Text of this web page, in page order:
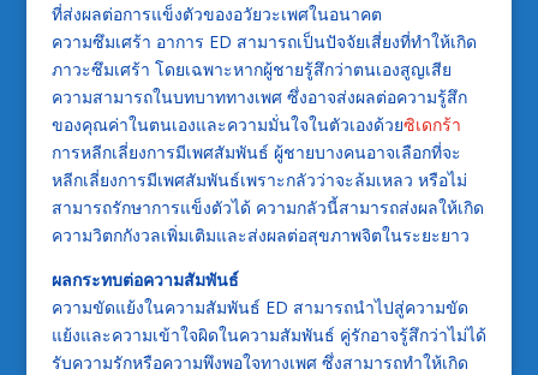
ที่ส่งผลต่อการแข็งตัวของอวัยวะเพศในอนาคต
ความซึมเศร้า อาการ ED สามารถเป็นปัจจัยเสี่ยงที่ทำให้เกิด
ภาวะซึมเศร้า โดยเฉพาะหากผู้ชายรู้สึกว่าตนเองสูญเสีย
ความสามารถในบทบาททางเพศ ซึ่งอาจส่งผลต่อความรู้สึก
ของคุณค่าในตนเองและความมั่นใจในตัวเองด้วยซิเดกร้า
การหลีกเลี่ยงการมีเพศสัมพันธ์ ผู้ชายบางคนอาจเลือกที่จะ
หลีกเลี่ยงการมีเพศสัมพันธ์เพราะกลัวว่าจะล้มเหลว หรือไม่
สามารถรักษาการแข็งตัวได้ ความกลัวนี้สามารถส่งผลให้เกิด
ความวิตกกังวลเพิ่มเติมและส่งผลต่อสุขภาพจิตในระยะยาว
ผลกระทบต่อความสัมพันธ์
ความขัดแย้งในความสัมพันธ์ ED สามารถนำไปสู่ความขัด
แย้งและความเข้าใจผิดในความสัมพันธ์ คู่รักอาจรู้สึกว่าไม่ได้
รับความรักหรือความพึงพอใจทางเพศ ซึ่งสามารถทำให้เกิด